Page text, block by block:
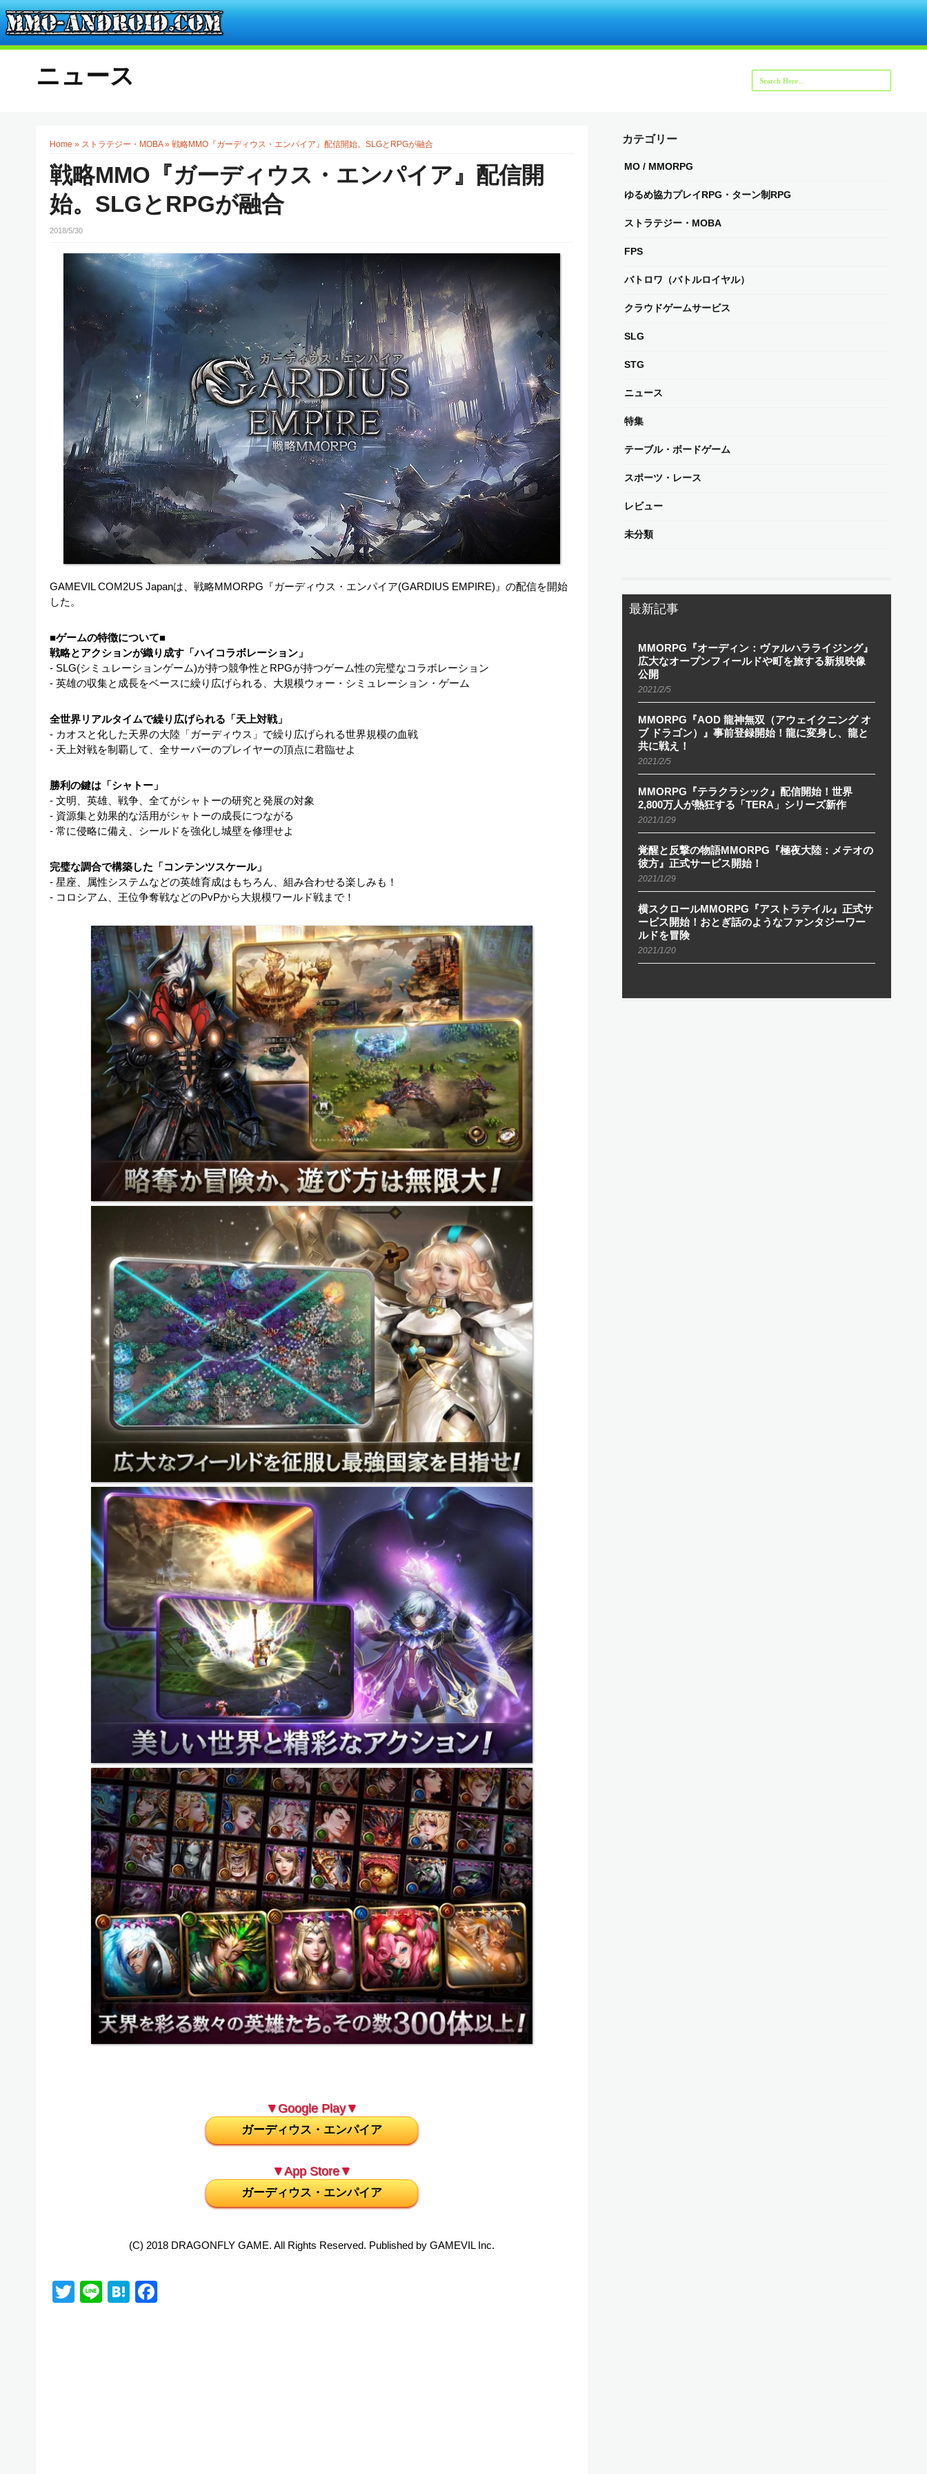
ニュース
Home » ストラテジー・MOBA» 戦略MMO『ガーディウス・エンパイア』配信開始。SLGとRPGが融合
戦略MMO『ガーディウス・エンパイア』配信開
始。SLGとRPGが融合
2018/5/30
GAMEVIL COM2US Japanは、戦略MMORPG『ガーディウス・エンパイア(GARDIUS EMPIRE)』の配信を開始
した。
■ゲームの特徴について■
戦略とアクションが織り成す「ハイコラボレーション」
- SLG(シミュレーションゲーム)が持つ競争性とRPGが持つゲーム性の完璧なコラボレーション
- 英雄の収集と成長をベースに繰り広げられる、大規模ウォー・シミュレーション・ゲーム
全世界リアルタイムで繰り広げられる「天上対戦」
- カオスと化した天界の大陸「ガーディウス」で繰り広げられる世界規模の血戦
- 天上対戦を制覇して、全サーバーのプレイヤーの頂点に君臨せよ
勝利の鍵は「シャトー」
- 文明、英雄、戦争、全てがシャトーの研究と発展の対象
- 資源集と効果的な活用がシャトーの成長につながる
- 常に侵略に備え、シールドを強化し城壁を修理せよ
完璧な調合で構築した「コンテンツスケール」
- 星座、属性システムなどの英雄育成はもちろん、組み合わせる楽しみも！
- コロシアム、王位争奪戦などのPvPから大規模ワールド戦まで！
▼Google Play▼
ガーディウス・エンパイア
▼App Store▼
ガーディウス・エンパイア
(C) 2018 DRAGONFLY GAME. All Rights Reserved. Published by GAMEVIL Inc.
Twitter
LineHatena
カテゴリー
MO / MMORPG
ゆるめ協力プレイRPG・ターン制RPG
ストラテジー・MOBA
FPS
バトロワ（バトルロイヤル）
クラウドゲームサービス
SLG
STG
ニュース
特集
テーブル・ボードゲーム
スポーツ・レース
レビュー
未分類
最新記事
MMORPG『オーディン：ヴァルハラライジング』
広大なオープンフィールドや町を旅する新規映像
公開
2021/2/5
MMORPG『AOD 龍神無双（アウェイクニング オ
ブ ドラゴン）』事前登録開始！龍に変身し、龍と
共に戦え！
2021/2/5
MMORPG『テラクラシック』配信開始！世界
2,800万人が熱狂する「TERA」シリーズ新作
2021/1/29
覚醒と反撃の物語MMORPG『極夜大陸：メテオの
彼方』正式サービス開始！
2021/1/29
横スクロールMMORPG『アストラテイル』正式サ
ービス開始！おとぎ話のようなファンタジーワー
ルドを冒険
2021/1/20